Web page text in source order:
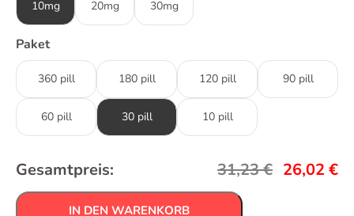
10mg 20mg 30mg
Paket
360 pill 180 pill 120 pill 90 pill
60 pill 30 pill 10 pill
Gesamtpreis: 31,23€ 26,02 €
IN DEN WARENKORB